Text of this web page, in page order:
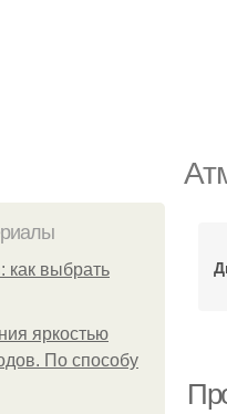
как выбрать
яркостью
По способу